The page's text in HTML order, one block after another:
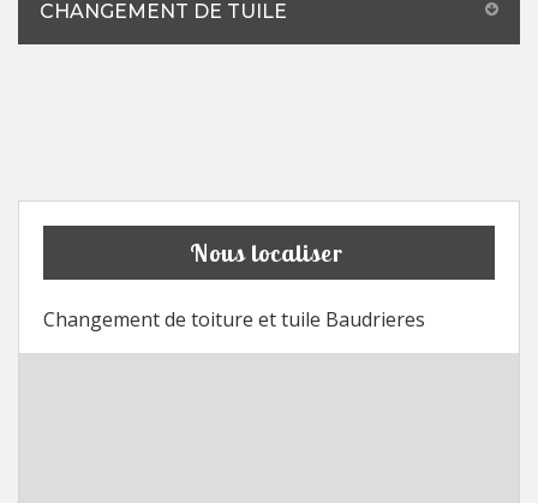
CHANGEMENT DE TUILE
Nous localiser
Changement de toiture et tuile Baudrieres